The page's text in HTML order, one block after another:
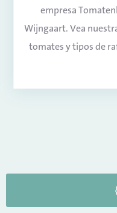
empresa
Wijngaart. Vea
tomates y tipos de